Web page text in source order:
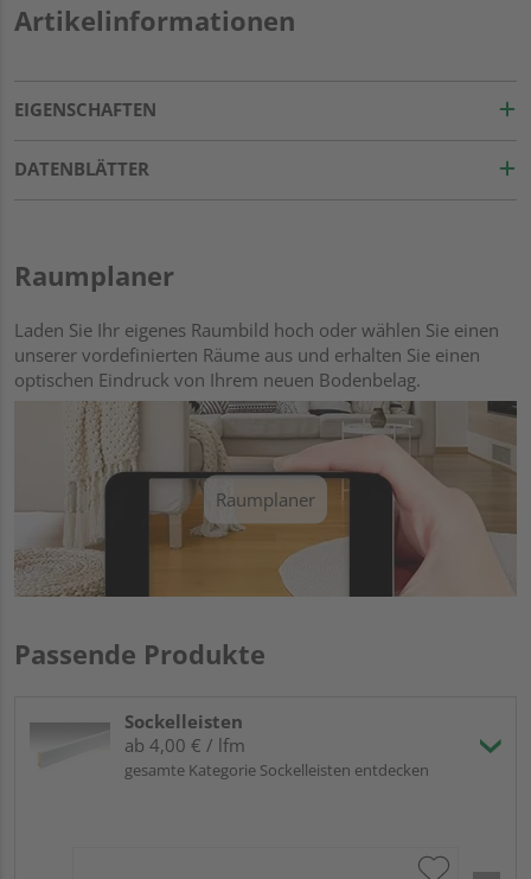
Artikelinformationen
EIGENSCHAFTEN
DATENBLÄTTER
Raumplaner
Laden Sie Ihr eigenes Raumbild hoch oder wählen Sie einen
unserer vordefinierten Räume aus und erhalten Sie einen
optischen Eindruck von Ihrem neuen Bodenbelag.
Raumplaner
Passende Produkte
Sockelleisten
ab 4,00 € / lfm
gesamte Kategorie Sockelleisten entdecken